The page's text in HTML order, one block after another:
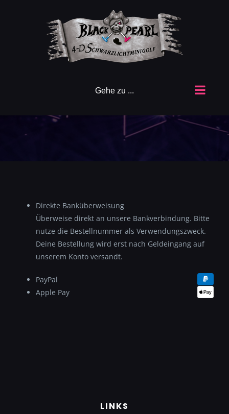
Gehe zu ...
Direkte Banküberweisung
Überweise direkt an unsere Bankverbindung. Bitte
nutze die Bestellnummer als Verwendungszweck.
Deine Bestellung wird erst nach Geldeingang auf
unserem Konto versandt.
PayPal
Apple Pay
LINKS